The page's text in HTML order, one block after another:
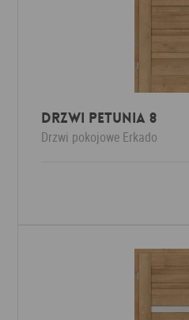
Drzwi PETUNIA 8
Drzwi pokojowe Erkado